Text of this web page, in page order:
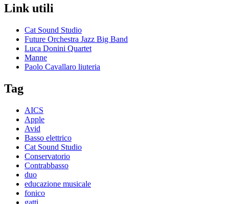
Link utili
Cat Sound Studio
Future Orchestra Jazz Big Band
Luca Donini Quartet
Manne
Paolo Cavallaro liuteria
Tag
AICS
Apple
Avid
Basso elettrico
Cat Sound Studio
Conservatorio
Contrabbasso
duo
educazione musicale
fonico
gatti